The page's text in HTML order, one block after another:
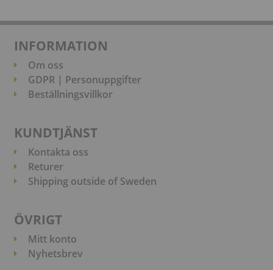
INFORMATION
Om oss
GDPR | Personuppgifter
Beställningsvillkor
KUNDTJÄNST
Kontakta oss
Returer
Shipping outside of Sweden
ÖVRIGT
Mitt konto
Nyhetsbrev